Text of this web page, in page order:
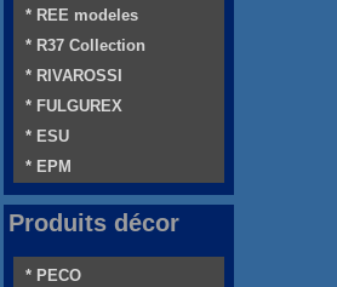
* REE modeles
* R37 Collection
* RIVAROSSI
* FULGUREX
* ESU
* EPM
Produits décor
* PECO